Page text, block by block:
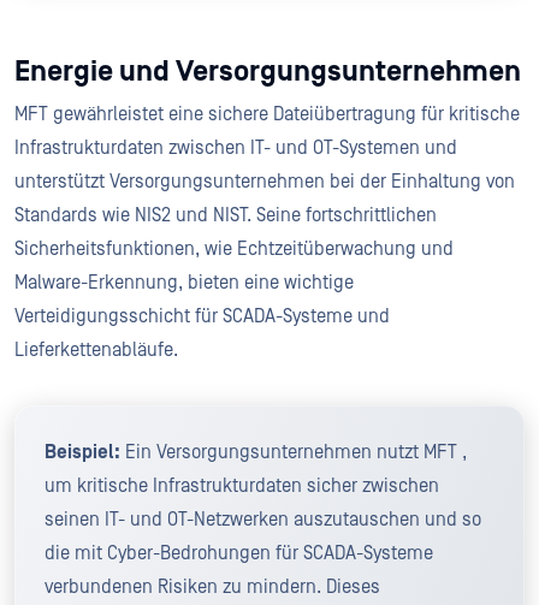
Energie und Versorgungsunternehmen
MFT gewährleistet eine sichere Dateiübertragung für kritische
Infrastrukturdaten zwischen IT- und OT-Systemen und
unterstützt Versorgungsunternehmen bei der Einhaltung von
Standards wie NIS2 und NIST. Seine fortschrittlichen
Sicherheitsfunktionen, wie Echtzeitüberwachung und
Malware-Erkennung, bieten eine wichtige
Verteidigungsschicht für SCADA-Systeme und
Lieferkettenabläufe.
Beispiel: Ein Versorgungsunternehmen nutzt MFT ,
um kritische Infrastrukturdaten sicher zwischen
seinen IT- und OT-Netzwerken auszutauschen und so
die mit Cyber-Bedrohungen für SCADA-Systeme
verbundenen Risiken zu mindern. Dieses